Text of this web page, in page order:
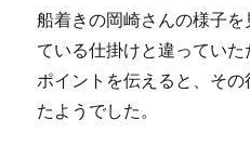
船着きの岡崎さんの様子
ている仕掛けと違ってい
ポイントを伝えると、そ
たようでした。